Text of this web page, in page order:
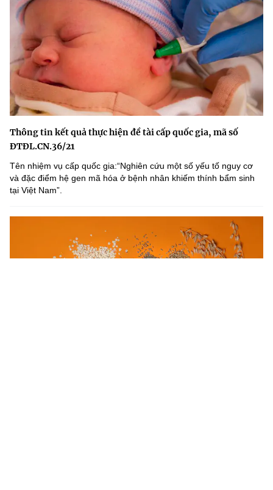
Thông tin kết quả thực hiện đề tài cấp quốc gia, mã số
ĐTĐL.CN.36/21
Tên nhiệm vụ cấp quốc gia:“Nghiên cứu một số yếu tố nguy cơ
và đặc điểm hệ gen mã hóa ở bệnh nhân khiếm thính bẩm sinh
tại Việt Nam”.